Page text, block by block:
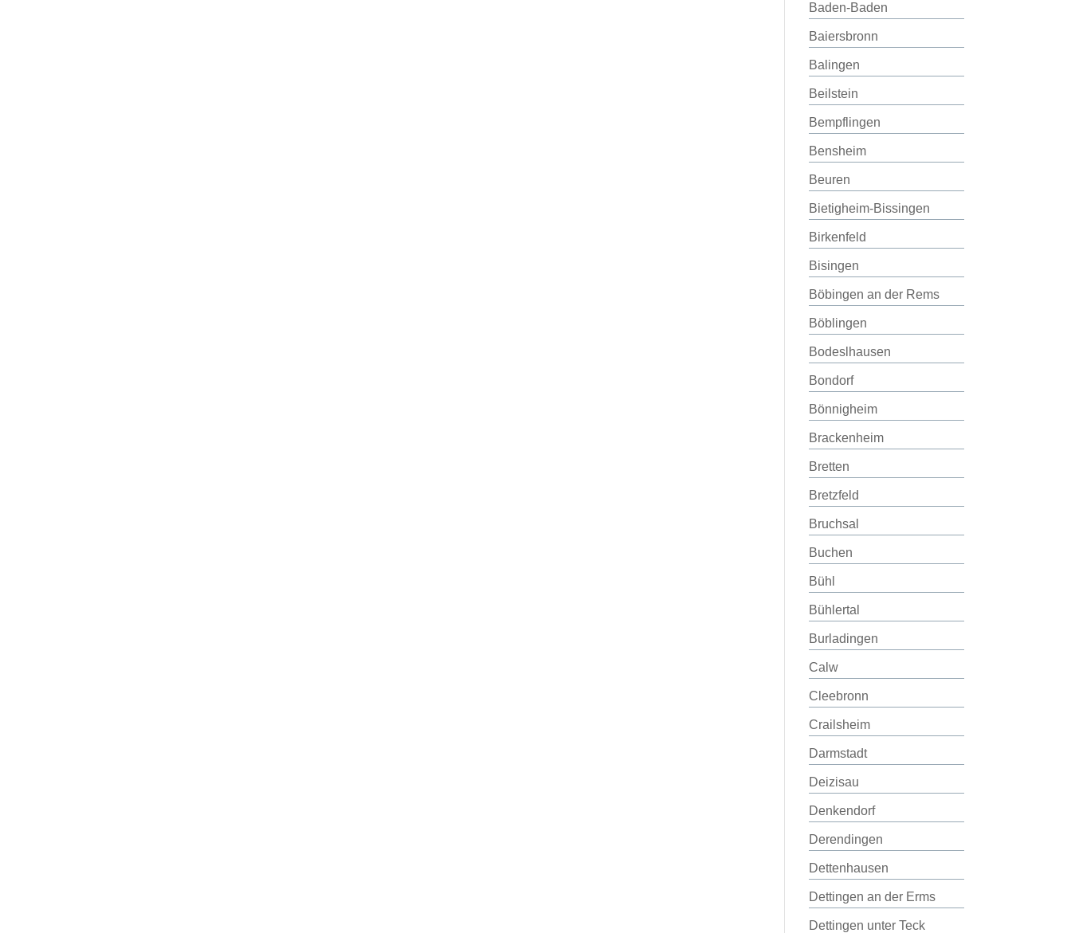
Baden-Baden
Baiersbronn
Balingen
Beilstein
Bempflingen
Bensheim
Beuren
Bietigheim-Bissingen
Birkenfeld
Bisingen
Böbingen an der Rems
Böblingen
Bodeslhausen
Bondorf
Bönnigheim
Brackenheim
Bretten
Bretzfeld
Bruchsal
Buchen
Bühl
Bühlertal
Burladingen
Calw
Cleebronn
Crailsheim
Darmstadt
Deizisau
Denkendorf
Derendingen
Dettenhausen
Dettingen an der Erms
Dettingen unter Teck